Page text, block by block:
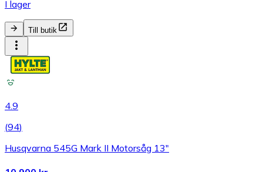
I lager
Till butik
4.9
(94)
Husqvarna 545G Mark II Motorsåg 13"